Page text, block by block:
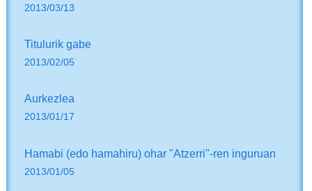
2013/03/13
Titulurik gabe
2013/02/05
Aurkezlea
2013/01/17
Hamabi (edo hamahiru) ohar "Atzerri"-ren inguruan
2013/01/05